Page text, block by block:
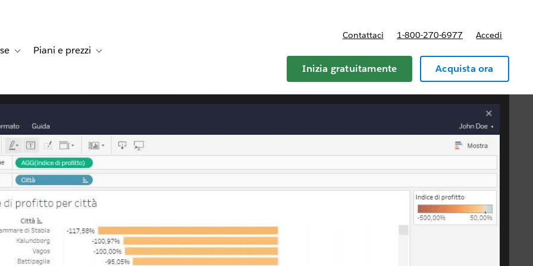
dei clientifor Soluzioni
Toggle sub-navigation for Risorse
Piani e prezzi Toggle sub-navigation for Piani e prezzi
Contattaci 1-800-270-6977 Accedi
Inizia gratuitamente Acquista ora